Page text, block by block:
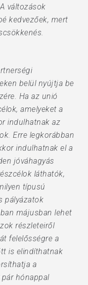
változások
kedvezőek, mert
belül nyújtja be
Ha az unió
amelyeket a
indulhatnak az
Erre legkorábban
indulhatnak el a
jóváhagyás
láthatók,
típusú
pályázatok
májusban lehet
részleteiről
felelősségre a
is elindíthatnak
a
hónappal